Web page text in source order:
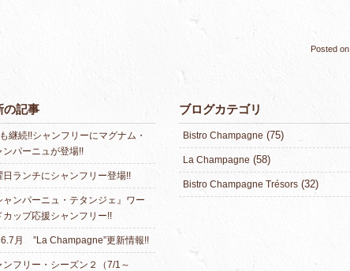
Posted on
の記事
継続!!シャンフリーにマグナム・
ンパーニュが登場!!
日ランチにシャンフリー登場!!
ャンパーニュ・テタンジェ』ワー
カップ応援シャンフリー!!
月 ”La Champagne”更新情報!!
ンフリー・シーズン２（7/1～
ブログカテゴリ
Bistro Champagne (75)
La Champagne (58)
Bistro Champagne Trésors (32)